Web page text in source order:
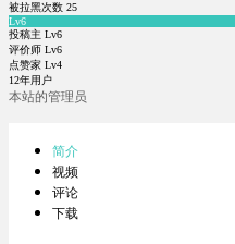
被拉黑次数 25
Lv6
投稿主 Lv6
评价师 Lv6
点赞家 Lv4
12年用户
本站的管理员
简介
视频
评论
下载